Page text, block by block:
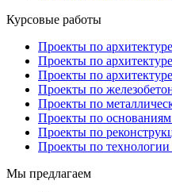
Курсовые работы
Проекты по
Проекты по
Проекты по
Проекты по
Проекты по
Проекты по
Проекты по
Проекты по технологии
Мы предлагаем